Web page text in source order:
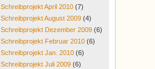
Schreibprojekt April 2010(7)
Schreibprojekt August 2009(4)
Schreibprojekt Dezember 2009(6)
Schreibprojekt Februar 2010(6)
Schreibprojekt Jan. 2010(6)
Schreibprojekt Juli 2009(6)